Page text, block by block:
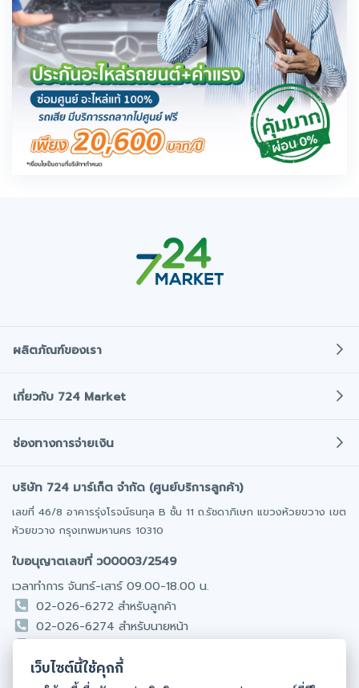
ผลิตภัณฑ์ของเรา
พ.ร.บ. รถยนต์
ประกันสุขภาพ/อุบัติเหตุ
ออฟฟิศให้เช่า
รถยนต์มือสอง
เกี่ยวกับ 724 Market
โปรโมชั่น
ติดต่อเรา
ร่วมงานกับเรา
นักลงทุนสัมพันธ์​
ช่องทางการจ่ายเงิน
โอนเงินเข้าบริษัทประกันโดยตรง
มั่นใจได้ทุกการชำระเงิน
ชำระเงินผ่านบัตรเครดิต / เดบิต
มีผ่อน 0% นาน 10 เดือน
โอนเงินผ่าน Internet Banking
สะดวกทุกที่ทุกเวลา
ชำระเงินผ่าน Counter Service
บริษัท 724 มาร์เก็ต จำกัด (ศูนย์บริการลูกค้า)
เลขที่ 46/8 อาคารรุ่งโรจน์ธนกุล B ชั้น 11 ถ.รัชดาภิเษก แขวงห้วยขวาง เขต
ห้วยขวาง กรุงเทพมหานคร 10310
ใบอนุญาตเลขที่ ว00003/2549
เวลาทำการ จันทร์-เสาร์ 09.00-18.00 น.
02-026-6272 สำหรับลูกค้า
02-026-6274 สำหรับนายหน้า
095-856-7884 ประกันสุขภาพ / มะเร็ง (ไทย & English)
เว็บไซต์นี้ใช้คุกกี้